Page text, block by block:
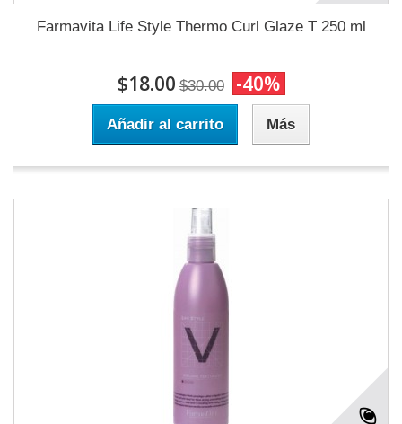
Farmavita Life Style Thermo Curl Glaze T 250 ml
$18.00 $30.00 -40%
Añadir al carrito Más